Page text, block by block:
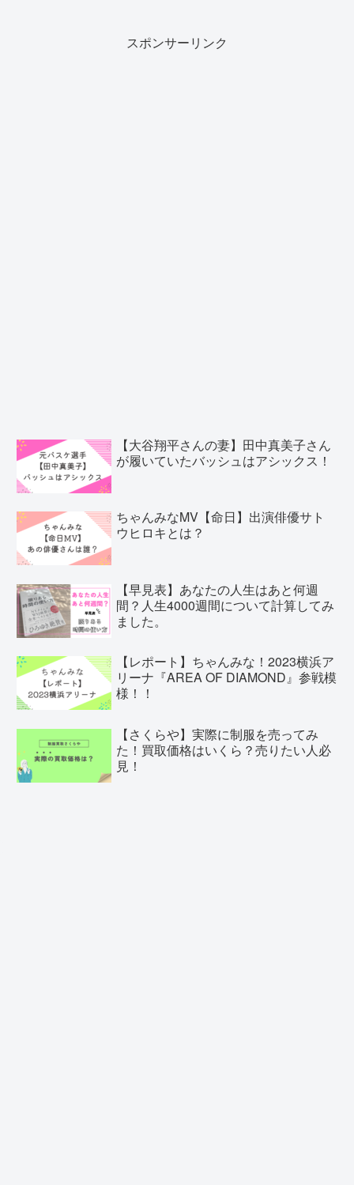
スポンサーリンク
【大谷翔平さんの妻】田中真美子さん
が履いていたバッシュはアシックス！
ちゃんみなMV【命日】出演俳優サト
ウヒロキとは？
【早見表】あなたの人生はあと何週
間？人生4000週間について計算してみ
ました。
【レポート】ちゃんみな！2023横浜ア
リーナ『AREA OF DIAMOND』参戦模
様！！
【さくらや】実際に制服を売ってみ
た！買取価格はいくら？売りたい人必
見！